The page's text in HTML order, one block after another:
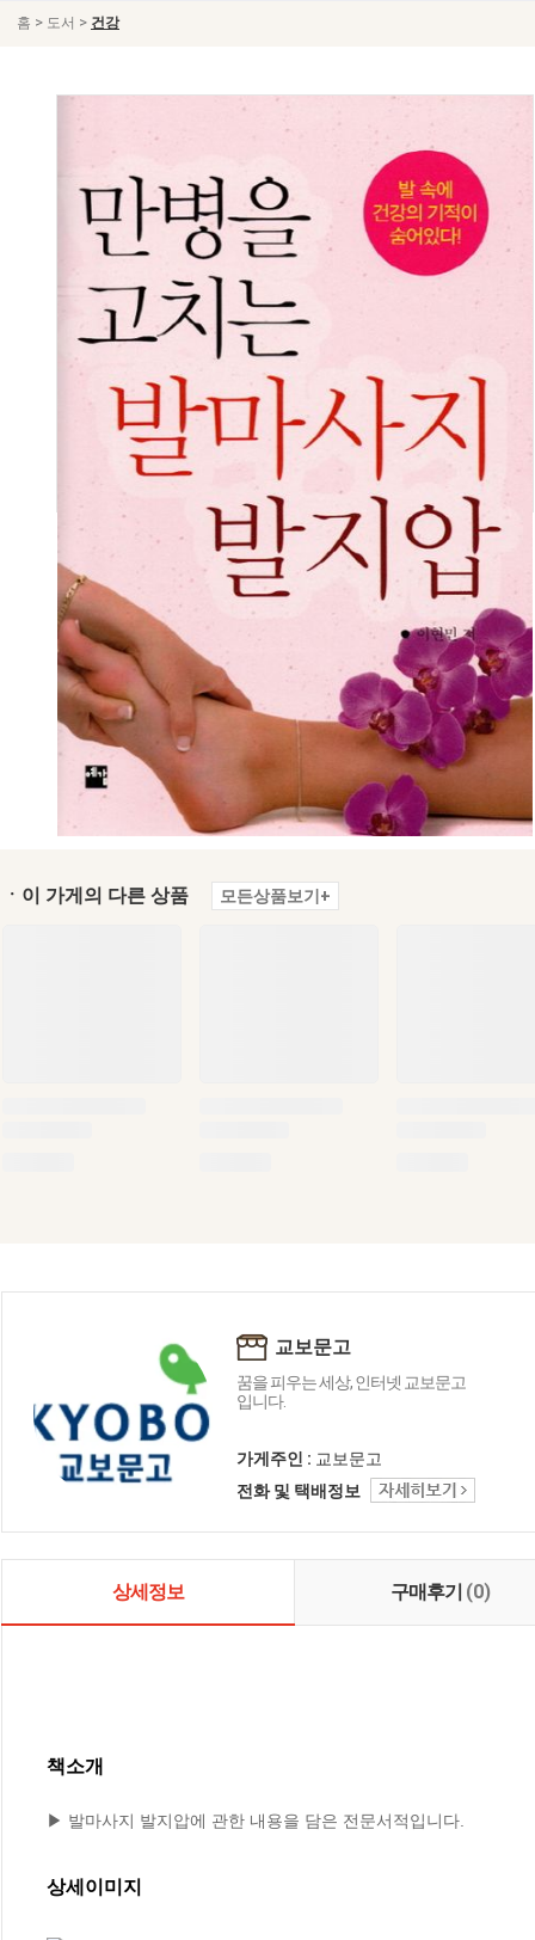
홈 > 도서 > 건강
ㆍ이 가게의 다른 상품 모든상품보기+
교보문고
꿈을 피우는 세상, 인터넷 교보문고
입니다.
가게주인 : 교보문고
전화 및 택배정보
상세정보 구매후기 (0)
책소개
▶ 발마사지 발지압에 관한 내용을 담은 전문서적입니다.
상세이미지